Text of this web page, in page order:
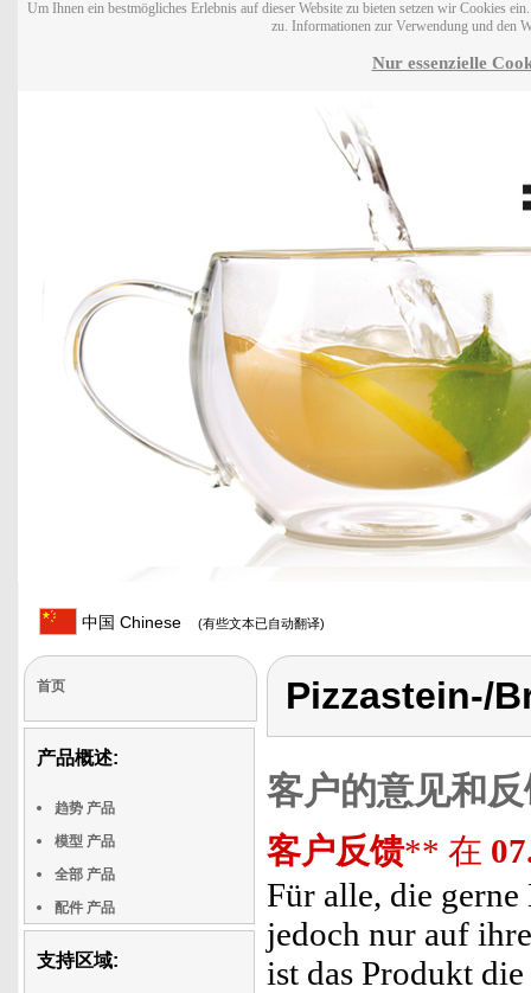
Um Ihnen ein bestmögliches Erlebnis auf dieser Website zu bieten setzen wir Cookies
zu. Informationen zur Verwendung und den
Nur essenzielle
中国 Chinese (有些文本已自动翻译)
首页
产品概述:
趋势 产品
模型 产品
全部 产品
配件 产品
支持区域:
Pizzastein-/
客户的意见和
客户反馈** 在
Für alle, die
jedoch nur auf
ist das Produkt